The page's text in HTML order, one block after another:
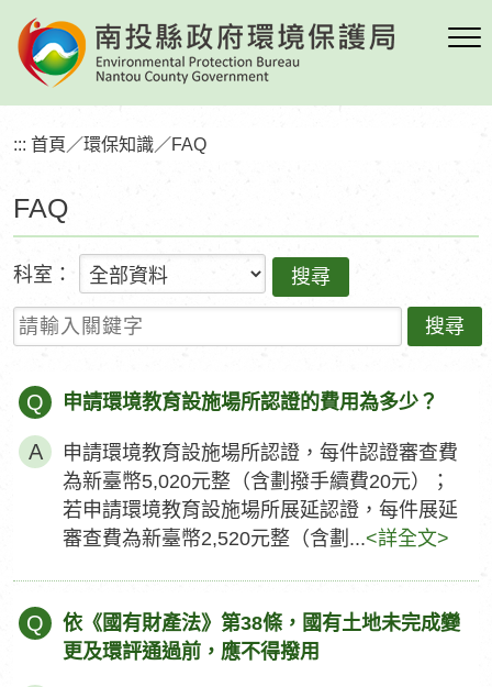
到
要
塊FAQ
::: 首頁 ／環保知識／FAQ
科室：
請輸入關鍵字
Q 申請環境教育設施場所認證的費用為多少？
申請環境教育設施場所認證，每件認證審查費
為新臺幣5,020元整（含劃撥手續費20元）；
若申請環境教育設施場所展延認證，每件展延
審查費為新臺幣2,520元整（含劃...<詳全文>
Q
依《國有財產法》第38條，國有土地未完成變
更及環評通過前，應不得撥用